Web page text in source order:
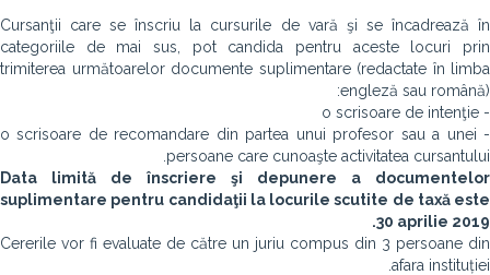
Cursanţii care se înscriu la cursurile de vară şi se încadrează în
categoriile de mai sus, pot candida pentru aceste locuri prin
trimiterea următoarelor documente suplimentare (redactate în limba
engleză sau română):
- o scrisoare de intenţie
- o scrisoare de recomandare din partea unui profesor sau a unei
persoane care cunoaşte activitatea cursantului.
Data limită de înscriere şi depunere a documentelor
suplimentare pentru candidaţii la locurile scutite de taxă este
30 aprilie 2019.
Cererile vor fi evaluate de către un juriu compus din 3 persoane din
afara instituției.